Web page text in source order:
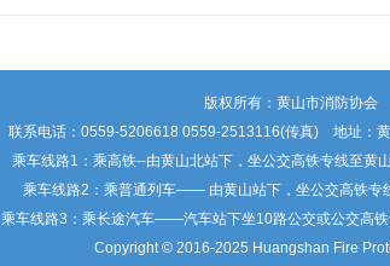
版权所有：黄山市消防协会
联系电话：0559-5206618 0559-2513116(传真) 地址：黄
乘车线路1：乘高铁--由黄山北站下，坐公交高铁专线至黄
乘车线路2：乘普通列车—— 由黄山站下，坐公交高铁专
乘车线路3：乘长途汽车——汽车站下坐10路公交或公交高铁
Copyright © 2016-2025 Huangshan Fire